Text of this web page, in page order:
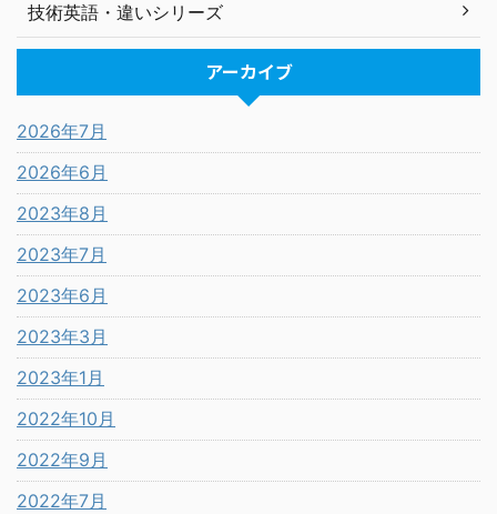
技術英語・違いシリーズ
アーカイブ
2026年7月
2026年6月
2023年8月
2023年7月
2023年6月
2023年3月
2023年1月
2022年10月
2022年9月
2022年7月